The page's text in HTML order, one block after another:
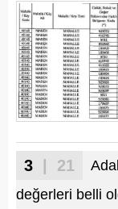
3 | 21
değerleri belli